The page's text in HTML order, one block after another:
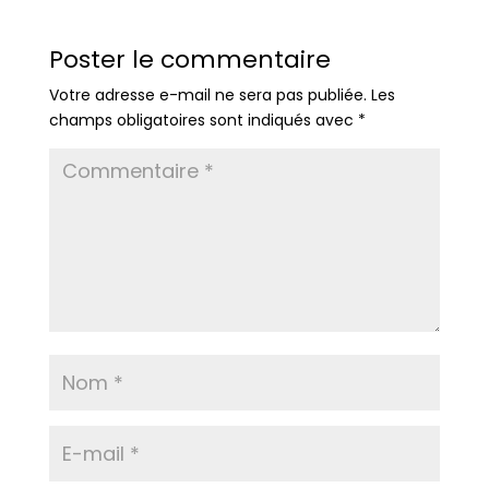
Poster le commentaire
Votre adresse e-mail ne sera pas publiée. Les
champs obligatoires sont indiqués avec *